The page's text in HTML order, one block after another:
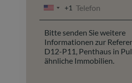
UNITED
STATES
+1
+1